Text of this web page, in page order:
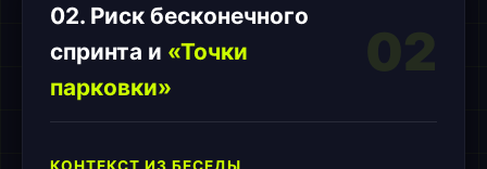
02. Риск бесконечного
спринта и «Точки
парковки»
02